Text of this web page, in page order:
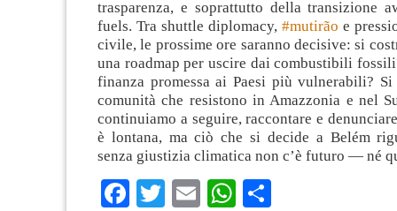
trasparenza, e soprattutto della transizione
fuels. Tra shuttle diplomacy, #mutirão e
civile, le prossime ore saranno decisive: si
una roadmap per uscire dai combustibili
finanza promessa ai Paesi più vulnerabili? Si
comunità che resistono in Amazzonia e nel
continuiamo a seguire, raccontare e
è lontana, ma ciò che si decide a Belém
senza giustizia climatica non c’è futuro — né
Facebook
TwitterEmailWhatsApp